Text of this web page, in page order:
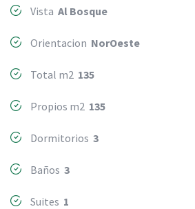
Vista Al Bosque
Orientacion NorOeste
Total m2 135
Propios m2 135
Dormitorios 3
Baños 3
Suites 1